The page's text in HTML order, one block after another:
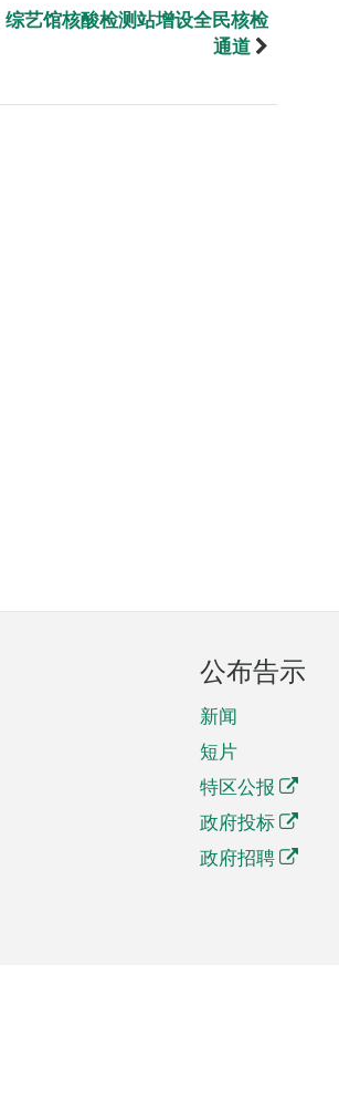
综艺馆核酸检测站增设全民核检
通道
公布告示
新闻
短片
特区公报
政府投标
政府招聘